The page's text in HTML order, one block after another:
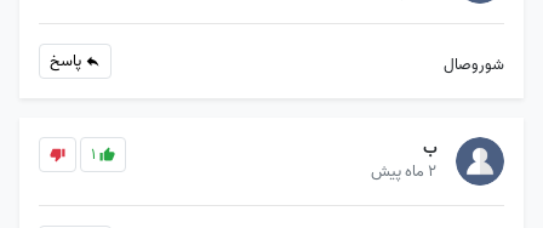
شوروصال پاسخ
ب
2 ماه پیش
1